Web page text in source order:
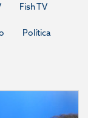
Fish TV
Política